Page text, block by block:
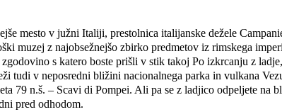
mesto v južni Italiji, prestolnica italijanske dežele
muzej z najobsežnejšo zbirko predmetov iz rimskega
s katero boste prišli v stik takoj Po izkrcanju z
tudi v neposredni bližini nacionalnega parka in vulkana
79 n.š. – Scavi di Pompei. Ali pa se z ladjico odpeljete
pred odhodom.